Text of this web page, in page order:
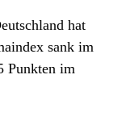
hat
sank im
Punkten im